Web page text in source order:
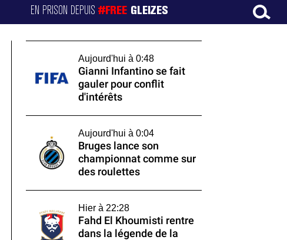
EN PRISON DEPUIS#FREE GLEIZES
Aujourd'hui à 0:48
Gianni Infantino se fait
gauler pour conflit
d'intérêts
Aujourd'hui à 0:04
Bruges lance son
championnat comme sur
des roulettes
Hier à 22:28
Fahd El Khoumisti rentre
dans la légende de la